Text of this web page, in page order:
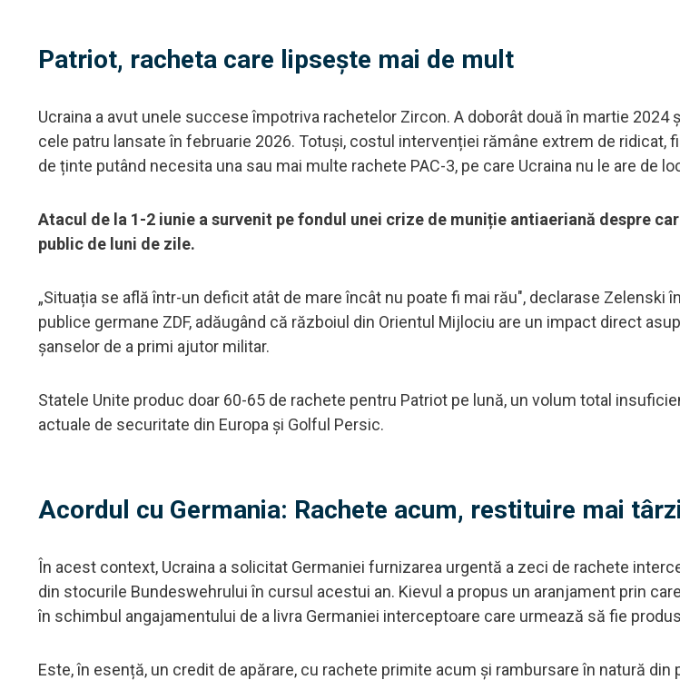
Patriot, racheta care lipsește mai de mult
Ucraina a avut unele succese împotriva rachetelor Zircon. A doborât două în martie 2024
cele patru lansate în februarie 2026. Totuși, costul intervenției rămâne extrem de ridicat,
de ținte putând necesita una sau mai multe rachete PAC-3, pe care Ucraina nu le are de
Atacul de la 1-2 iunie a survenit pe fondul unei crize de muniție antiaeriană despre
public de luni de zile.
„Situația se află într-un deficit atât de mare încât nu poate fi mai rău", declarase Zelenski
publice germane ZDF, adăugând că războiul din Orientul Mijlociu are un impact direct
șanselor de a primi ajutor militar.
Statele Unite produc doar 60-65 de rachete pentru Patriot pe lună, un volum total
actuale de securitate din Europa și Golful Persic.
Acordul cu Germania: Rachete acum, restituire mai
În acest context, Ucraina a solicitat Germaniei furnizarea urgentă a zeci de rachete
din stocurile Bundeswehrului în cursul acestui an. Kievul a propus un aranjament prin
în schimbul angajamentului de a livra Germaniei interceptoare care urmează să fie
Este, în esență, un credit de apărare, cu rachete primite acum și rambursare în natură din